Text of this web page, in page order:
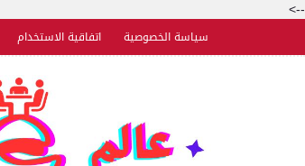
-->
سياسة الخصوصية اتفاقية الاستخدام